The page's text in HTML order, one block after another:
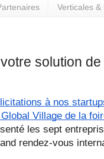
Verticales &
solution
à nos
Village de la
les sept
rendez-vous